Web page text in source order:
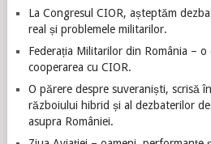
La Congresul CIOR, așteptăm
real și problemele militarilor.
Federația Militarilor din România –
cooperarea cu CIOR.
O părere despre suveraniști, scrisă
războiului hibrid și al dezbaterilor
asupra României.